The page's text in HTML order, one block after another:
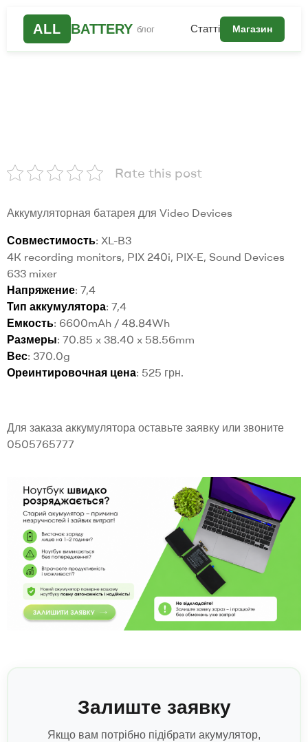
ALL BATTERY блог Статті Магазин
Rate this post
Аккумуляторная батарея для Video Devices
Совместимость: XL-B3
4K recording monitors, PIX 240i, PIX-E, Sound Devices
633 mixer
Напряжение: 7,4
Тип аккумулятора: 7,4
Емкость: 6600mAh / 48.84Wh
Размеры: 70.85 x 38.40 x 58.56mm
Вес: 370.0g
Ореинтировочная цена: 525 грн.
Для заказа аккумулятора оставьте заявку или звоните
0505765777
Залиште заявку
Якщо вам потрібно підібрати акумулятор,